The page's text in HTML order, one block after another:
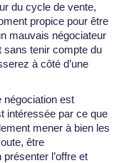
du cycle de vente,
propice pour être
mauvais négociateur
sans tenir compte du
à côté d’une
négociation est
intéressée par ce que
mener à bien les
être
l’offre et